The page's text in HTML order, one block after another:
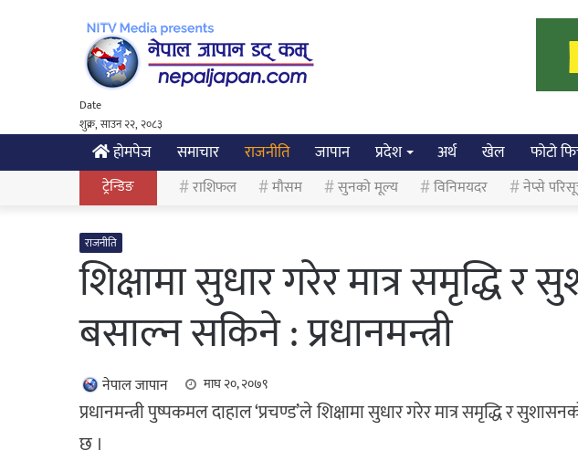
Date
शुक्र, साउन २२, २०८३
होमपेज समाचार राजनीति जापान प्रदेश अर्थ खेल फोटो
ट्रेन्डिङ राशिफल मौसम सुनको मूल्य विनिमयदर नेप्से
राजनीति
शिक्षामा सुधार गरेर मात्र समृद्धि
बसाल्न सकिने : प्रधानमन्त्री
नेपाल जापान माघ २०, २०७९
प्रधानमन्त्री पुष्पकमल दाहाल ‘प्रचण्ड’ले शिक्षामा सुधार गरेर मात्र समृद्धि र
छ ।